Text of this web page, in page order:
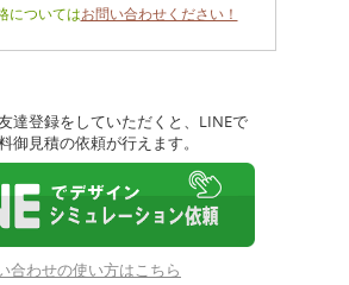
についてはお問い合わせください！
達登録をしていただくと、LINEで
御見積の依頼が行えます。
合わせの使い方はこちら